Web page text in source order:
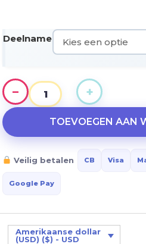
Deelname
−
TOP
CULTURA
+
TOEVOEGEN AAN
Veilig betalen CB Visa
Google Pay
Amerikaanse dollar
(USD) ($) - USD